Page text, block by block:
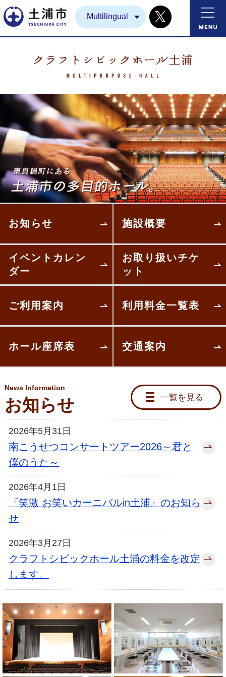
土浦市Multilingual Twitter
お知らせ 施設概要
イベントカレン
ダー
お取り扱いチケ
ット
ご利用案内 利用料金一覧表
ホール座席表 交通案内
News Information
お知らせ
2026年5月31日
南こうせつコンサートツアー2026～君と
僕のうた～
2026年4月1日
『笑激 お笑いカーニバルin土浦』のお知ら
せ
2026年3月27日
クラフトシビックホール土浦の料金を改定
します。
インスタグラムはじめました！
2024年3月1日
【県内初】文化施設として専用5Ｇ回線が
クラフトシビックホール土浦に設置されま
一覧を見る